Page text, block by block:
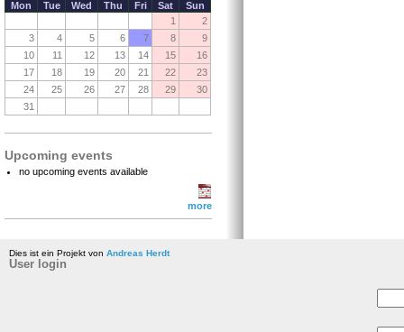
Mon Tue Wed Thu Fri Sat
Sun
1
2
3
4 5 6 7 8
9
10
11 12 13 14 15
16
17
18 19 20 21 22
23
24
25 26 27 28 29
30
31
Upcoming events
no upcoming events available
more
Dies ist ein Projekt von Andreas Herdt
User login